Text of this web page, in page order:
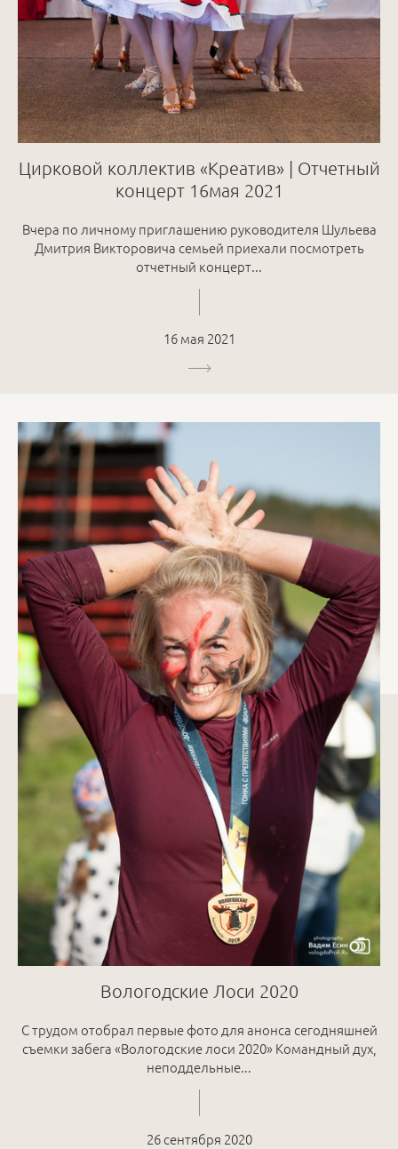
Цирковой коллектив «Креатив» | Отчетный
концерт 16мая 2021
Вчера по личному приглашению руководителя Шульева
Дмитрия Викторовича семьей приехали посмотреть
отчетный концерт...
16 мая 2021
Вологодские Лоси 2020
С трудом отобрал первые фото для анонса сегодняшней
съемки забега «Вологодские лоси 2020» Командный дух,
неподдельные...
26 сентября 2020